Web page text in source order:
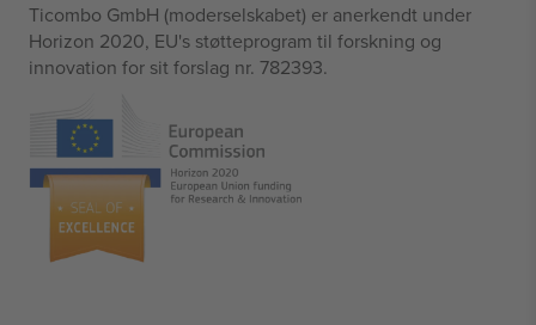
Ticombo GmbH (moderselskabet) er anerkendt under
Horizon 2020, EU's støtteprogram til forskning og
innovation for sit forslag nr. 782393.